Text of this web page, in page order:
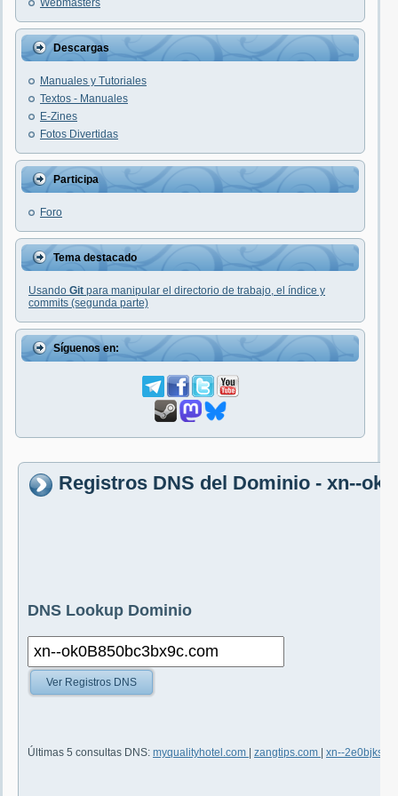
Webmasters
Descargas
Manuales y Tutoriales
Textos - Manuales
E-Zines
Fotos Divertidas
Participa
Foro
Tema destacado
Usando Git para manipular el directorio de trabajo, el índice y
commits (segunda parte)
Síguenos en:
Registros DNS del Dominio - xn--
DNS Lookup Dominio
Ver Registros DNS
Últimas 5 consultas DNS: myqualityhotel.com zangtips.com xn--